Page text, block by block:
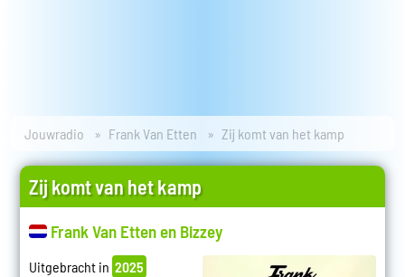
Jouwradio Frank Van Etten Zij komt van het kamp
Zij komt van het kamp
Frank Van Etten en Bizzey
Uitgebracht in 2025